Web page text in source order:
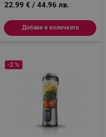
22.99 € / 44.96 лв.
Добави в количката
-2 %